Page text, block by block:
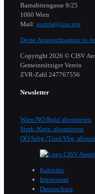
Barnabitengasse 9/25
1060 Wien
Mail: austria@cisv.org
Deine Ansprechpartner in
Copyright 2026 © CISV
Gemeinnütziger Verein
​ZVR-Zahl 247767556
Newsletter
Wien/NÖ/Bgld abonnieren
Stmk./Kntn. abonnieren
OÖ/Szbg./Tirol/Vbg.
Kalender
Impressum
Datenschutz